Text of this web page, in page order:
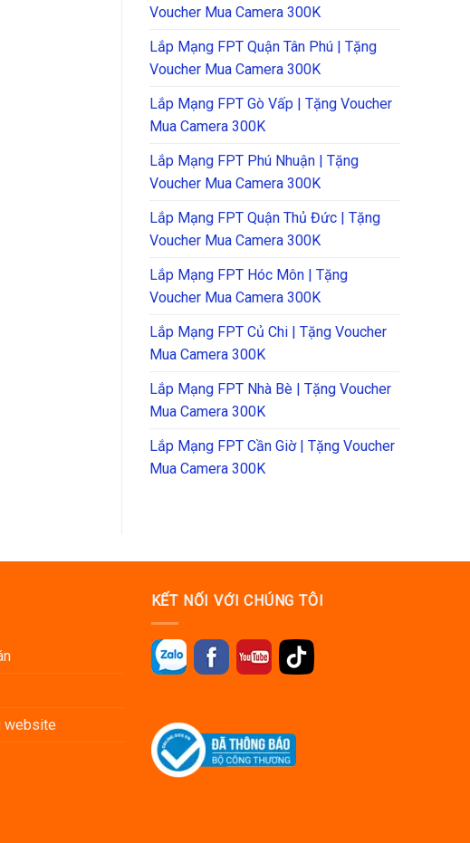
Voucher Mua Camera 300K
Lắp Mạng FPT Quận Tân Phú | Tặng
Voucher Mua Camera 300K
Lắp Mạng FPT Gò Vấp | Tặng Voucher
Mua Camera 300K
Lắp Mạng FPT Phú Nhuận | Tặng
Voucher Mua Camera 300K
Lắp Mạng FPT Quận Thủ Đức | Tặng
Voucher Mua Camera 300K
Lắp Mạng FPT Hóc Môn | Tặng
Voucher Mua Camera 300K
Lắp Mạng FPT Củ Chi | Tặng Voucher
Mua Camera 300K
Lắp Mạng FPT Nhà Bè | Tặng Voucher
Mua Camera 300K
Lắp Mạng FPT Cần Giờ | Tặng Voucher
Mua Camera 300K
website
KẾT NỐI VỚI CHÚNG TÔI